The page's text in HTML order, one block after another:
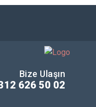
Bize Ulaşın
626 50 02